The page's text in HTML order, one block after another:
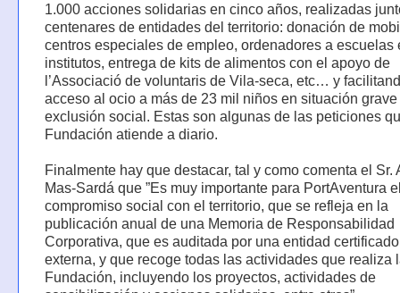
1.000 acciones solidarias en cinco años, realizadas
centenares de entidades del territorio: donación de
centros especiales de empleo, ordenadores a escuelas
institutos, entrega de kits de alimentos con el apoyo de
l’Associació de voluntaris de Vila-seca, etc… y
acceso al ocio a más de 23 mil niños en situación grave
exclusión social. Estas son algunas de las peticiones
Fundación atiende a diario.
Finalmente hay que destacar, tal y como comenta el Sr.
Mas-Sardá que ”Es muy importante para PortAventura
compromiso social con el territorio, que se refleja en la
publicación anual de una Memoria de Responsabilidad
Corporativa, que es auditada por una entidad
externa, y que recoge todas las actividades que realiza
Fundación, incluyendo los proyectos, actividades de